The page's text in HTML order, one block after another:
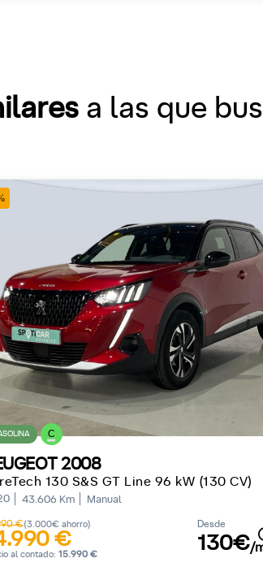
a las que
C
2008
130 S&S GT Line 96 kW (130 CV)
43.606 Km Manual
€(3.000€ ahorro)
€
al contado: 15.990 €
Desde
130€/